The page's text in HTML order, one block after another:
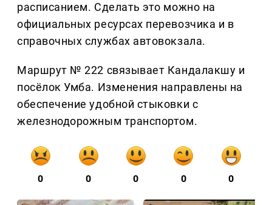
расписанием. Сделать это можно на
официальных ресурсах перевозчика и в
справочных службах автовокзала.
Маршрут № 222 связывает Кандалакшу и
посёлок Умба. Изменения направлены на
обеспечение удобной стыковки с
железнодорожным транспортом.
0 0 0 0 0